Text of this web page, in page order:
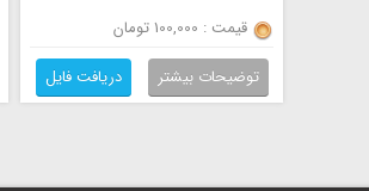
قیمت : 100,000 تومان
توضیحات بیشتر
دریافت فایل